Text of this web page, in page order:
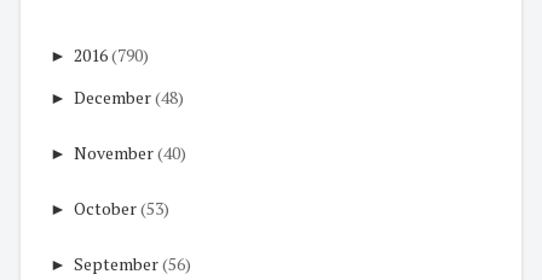
► 2016(790)
► December(48)
► November(40)
► October(53)
► September(56)